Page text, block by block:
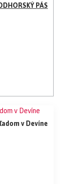
PÁS
v Devíne